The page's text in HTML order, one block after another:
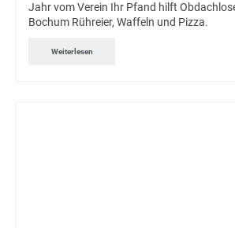
Jahr vom Verein Ihr Pfand hilft
Bochum Rühreier, Waffeln und Pizza.
Weiterlesen